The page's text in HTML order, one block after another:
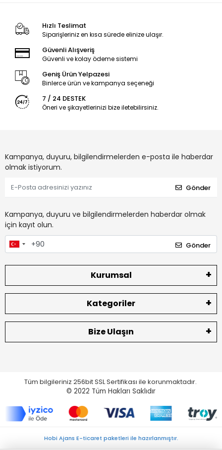
Hızlı Teslimat
Siparişleriniz en kısa sürede elinize ulaşır.
Güvenli Alışveriş
Güvenli ve kolay ödeme sistemi
Geniş Ürün Yelpazesi
Binlerce ürün ve kampanya seçeneği
7 / 24 DESTEK
Öneri ve şikayetlerinizi bize iletebilirsiniz.
Kampanya, duyuru, bilgilendirmelerden e-posta ile haberdar
olmak istiyorum.
Gönder
Kampanya, duyuru ve bilgilendirmelerden haberdar olmak
için kayıt olun.
Gönder
Kurumsal
Kategoriler
Bize Ulaşın
Tüm bilgileriniz 256bit SSL Sertifikası ile korunmaktadır.
© 2022 Tüm Hakları Saklıdır
Hobi Ajans E-ticaret paketleri ile hazırlanmıştır.